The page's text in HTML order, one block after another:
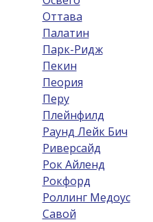
Оттава
Палатин
Парк-Ридж
Пекин
Пеория
Перу
Плейнфилд
Раунд Лейк Бич
Риверсайд
Рок Айленд
Рокфорд
Роллинг Медоус
Савой